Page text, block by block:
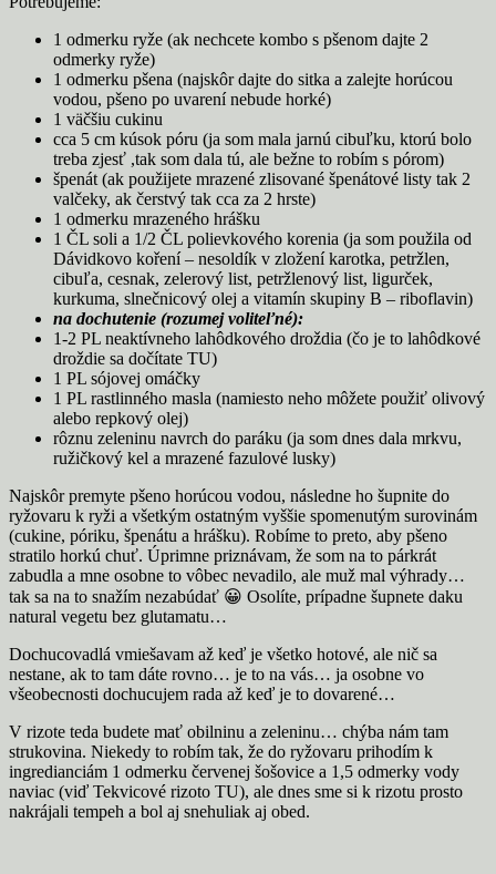
1 odmerku ryže (ak nechcete kombo s pšenom dajte 2
odmerky ryže)
1 odmerku pšena (najskôr dajte do sitka a zalejte horúcou
vodou, pšeno po uvarení nebude horké)
1 väčšiu cukinu
cca 5 cm kúsok póru (ja som mala jarnú cibuľku, ktorú bolo
treba zjesť ,tak som dala tú, ale bežne to robím s pórom)
špenát (ak použijete mrazené zlisované špenátové listy tak 2
valčeky, ak čerstvý tak cca za 2 hrste)
1 odmerku mrazeného hrášku
1 ČL soli a 1/2 ČL polievkového korenia (ja som použila od
Dávidkovo koření – nesoldík v zložení karotka, petržlen,
cibuľa, cesnak, zelerový list, petržlenový list, ligurček,
kurkuma, slnečnicový olej a vitamín skupiny B – riboflavin)
na dochutenie (rozumej voliteľné):
1-2 PL neaktívneho lahôdkového droždia (čo je to lahôdkové
droždie sa dočítate TU)
1 PL sójovej omáčky
1 PL rastlinného masla (namiesto neho môžete použiť olivový
alebo repkový olej)
rôznu zeleninu navrch do paráku (ja som dnes dala mrkvu,
ružičkový kel a mrazené fazulové lusky)
Najskôr premyte pšeno horúcou vodou, následne ho šupnite do
ryžovaru k ryži a všetkým ostatným vyššie spomenutým surovinám
(cukine, póriku, špenátu a hrášku). Robíme to preto, aby pšeno
stratilo horkú chuť. Úprimne priznávam, že som na to párkrát
zabudla a mne osobne to vôbec nevadilo, ale muž mal výhrady…
tak sa na to snažím nezabúdať 😀 Osolíte, prípadne šupnete daku
natural vegetu bez glutamatu…
Dochucovadlá vmiešavam až keď je všetko hotové, ale nič sa
nestane, ak to tam dáte rovno… je to na vás… ja osobne vo
všeobecnosti dochucujem rada až keď je to dovarené…
V rizote teda budete mať obilninu a zeleninu… chýba nám tam
strukovina. Niekedy to robím tak, že do ryžovaru prihodím k
ingredianciám 1 odmerku červenej šošovice a 1,5 odmerky vody
naviac (viď Tekvicové rizoto TU), ale dnes sme si k rizotu prosto
nakrájali tempeh a bol aj snehuliak aj obed.